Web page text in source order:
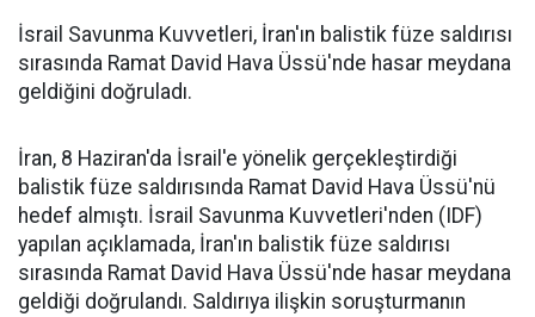
İsrail Savunma Kuvvetleri, İran'ın balistik füze saldırısı
sırasında Ramat David Hava Üssü'nde hasar meydana
geldiğini doğruladı.
İran, 8 Haziran'da İsrail'e yönelik gerçekleştirdiği
balistik füze saldırısında Ramat David Hava Üssü'nü
hedef almıştı. İsrail Savunma Kuvvetleri'nden (IDF)
yapılan açıklamada, İran'ın balistik füze saldırısı
sırasında Ramat David Hava Üssü'nde hasar meydana
geldiği doğrulandı. Saldırıya ilişkin soruşturmanın